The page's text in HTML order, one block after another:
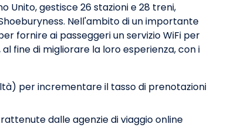
Unito, gestisce 26 stazioni e 28 treni,
Nell'ambito di un importante
fornire ai passeggeri un servizio WiFi per
fine di migliorare la loro esperienza, con i
per incrementare il tasso di prenotazioni
dalle agenzie di viaggio online